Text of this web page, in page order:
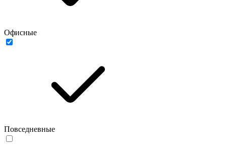
Офисные
Повседневные